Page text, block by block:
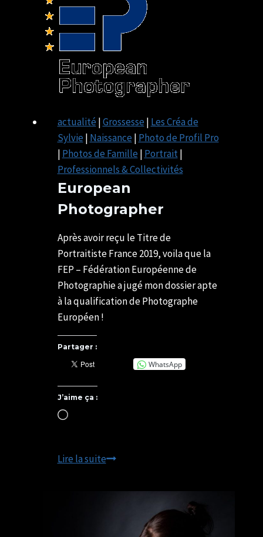
lISIEUX
PHOTO
actualité |Grossesse | Les Créa de
Sylvie | Naissance | Photo de Profil Pro
| Photos de Famille | Portrait|
Professionnels & Collectivités
European
Photographer
Après avoir reçu le Titre de
Portraitiste France 2019, voila que la
FEP – Fédération Européenne de
Photographie a jugé mon dossier apte
à la qualification de Photographe
Européen !
Partager :
WhatsApp
J’aime ça :
Chargement…
Lire la suiteEuropean